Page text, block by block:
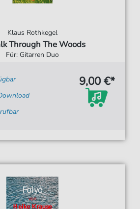
Klaus Rothkegel
Through The Woods
Für: Gitarren Duo
9,00 €*